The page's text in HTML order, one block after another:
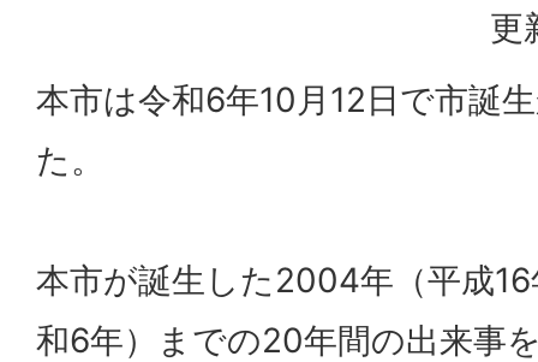
更
本市は令和6年10月12日で市誕
た。
本市が誕生した2004年（平成
和6年）までの20年間の出来事